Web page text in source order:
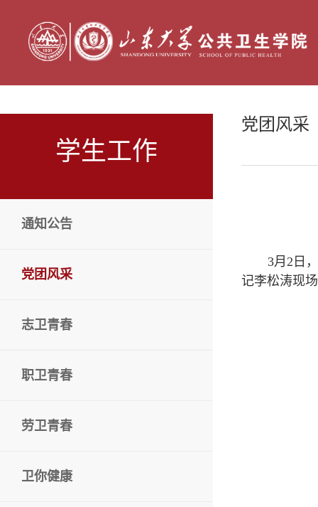
学生工作
通知公告
党团风采
志卫青春
职卫青春
劳卫青春
卫你健康
党团风采
3月2日
记李松涛现